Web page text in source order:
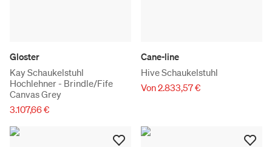
Gloster
Kay Schaukelstuhl
Hochlehner - Brindle/Fife
Canvas Grey
3.107,66 €
Cane-line
Hive Schaukelstuhl
Von 2.833,57 €